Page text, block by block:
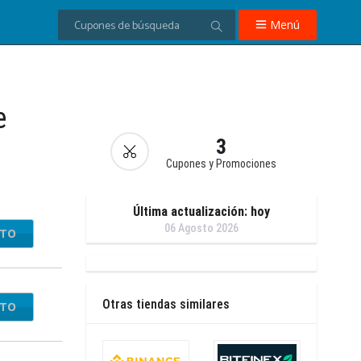
Menú
3
Cupones y Promociones
Última actualización: hoy
06 Agosto 2026
Otras tiendas similares